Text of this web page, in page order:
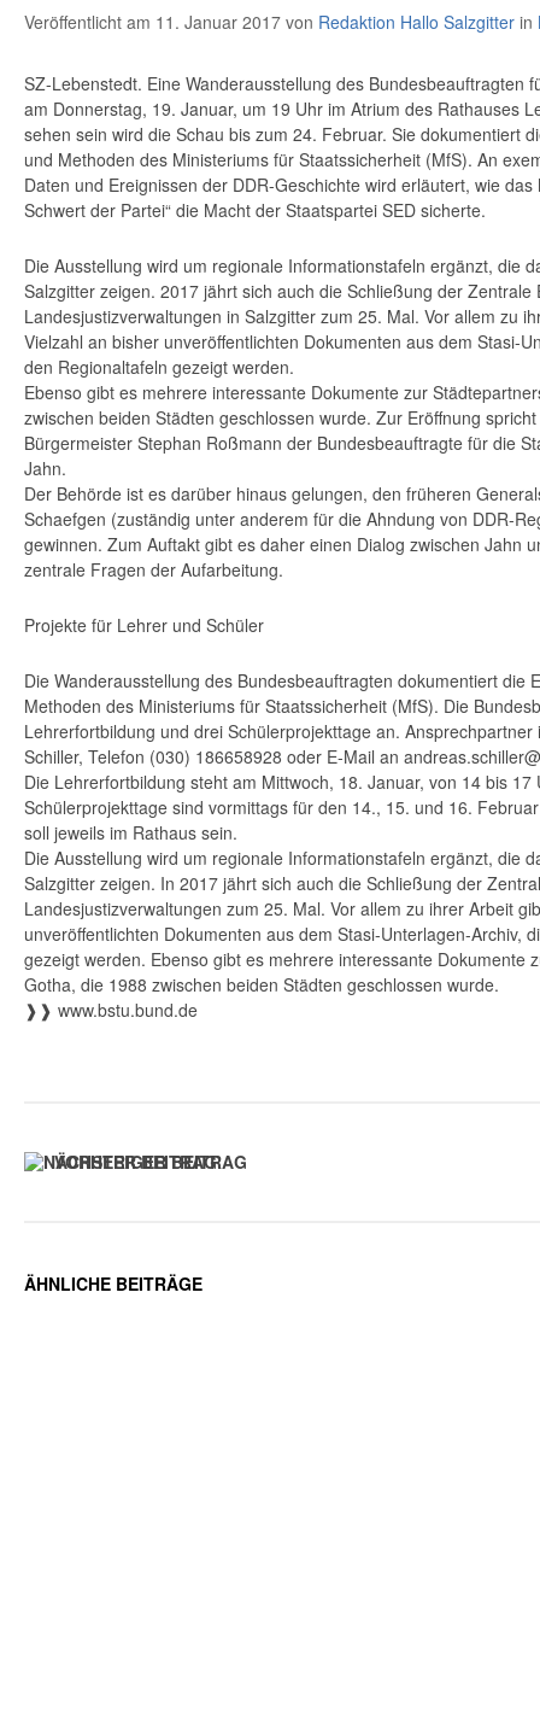
Veröffentlicht am 11. Januar 2017 von Redaktion Hallo Salzgitter in
SZ-Lebenstedt. Eine Wanderausstellung des Bundesbeauftragten
am Donnerstag, 19. Januar, um 19 Uhr im Atrium des Rathauses
sehen sein wird die Schau bis zum 24. Februar. Sie dokumentiert
und Methoden des Ministeriums für Staatssicherheit (MfS). An
Daten und Ereignissen der DDR-Geschichte wird erläutert, wie das
Schwert der Partei“ die Macht der Staatspartei SED sicherte.
Die Ausstellung wird um regionale Informationstafeln ergänzt, die
Salzgitter zeigen. 2017 jährt sich auch die Schließung der Zentrale
Landesjustizverwaltungen in Salzgitter zum 25. Mal. Vor allem zu
Vielzahl an bisher unveröffentlichten Dokumenten aus dem Stasi-
den Regionaltafeln gezeigt werden.
Ebenso gibt es mehrere interessante Dokumente zur
zwischen beiden Städten geschlossen wurde. Zur Eröffnung
Bürgermeister Stephan Roßmann der Bundesbeauftragte für die
Jahn.
Der Behörde ist es darüber hinaus gelungen, den früheren
Schaefgen (zuständig unter anderem für die Ahndung von DDR-
gewinnen. Zum Auftakt gibt es daher einen Dialog zwischen Jahn
zentrale Fragen der Aufarbeitung.
Projekte für Lehrer und Schüler
Die Wanderausstellung des Bundesbeauftragten dokumentiert die
Methoden des Ministeriums für Staatssicherheit (MfS). Die
Lehrerfortbildung und drei Schülerprojekttage an. Ansprechpartner
Schiller, Telefon (030) 186658928 oder E-Mail an
Die Lehrerfortbildung steht am Mittwoch, 18. Januar, von 14 bis 17
Schülerprojekttage sind vormittags für den 14., 15. und 16.
soll jeweils im Rathaus sein.
Die Ausstellung wird um regionale Informationstafeln ergänzt, die
Salzgitter zeigen. In 2017 jährt sich auch die Schließung der
Landesjustizverwaltungen zum 25. Mal. Vor allem zu ihrer Arbeit
unveröffentlichten Dokumenten aus dem Stasi-Unterlagen-Archiv,
gezeigt werden. Ebenso gibt es mehrere interessante Dokumente
Gotha, die 1988 zwischen beiden Städten geschlossen wurde.
❱❱ www.bstu.bund.de
VORHERIGER BEITRAG
ÄHNLICHE BEITRÄGE